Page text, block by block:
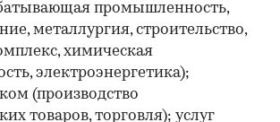
промышленность,
металлургия, строительство,
химическая
электроэнергетика);
(производство
товаров, торговля); услуг